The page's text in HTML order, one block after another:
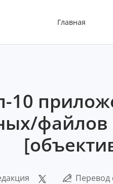
Главная
10
файлов
Перевод